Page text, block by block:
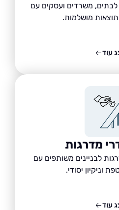
משרדים ועסקים עם
משותפים עם
יסודי.